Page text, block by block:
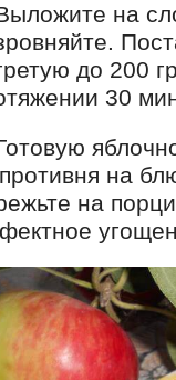
на
до 200
30
на
на